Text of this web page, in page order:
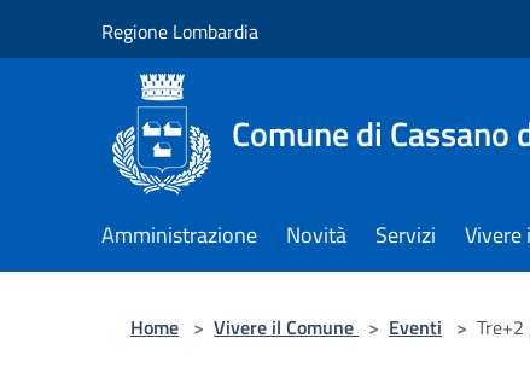
Regione Lombardia
Comune di Cassano
Amministrazione Novità Servizi Vivere
Home > Vivere il Comune > Eventi >